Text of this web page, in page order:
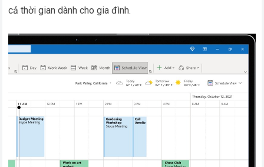
cả thời gian dành cho gia đình.